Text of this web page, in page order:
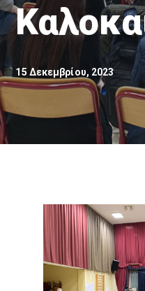
15 Δεκεμβρίου, 2023